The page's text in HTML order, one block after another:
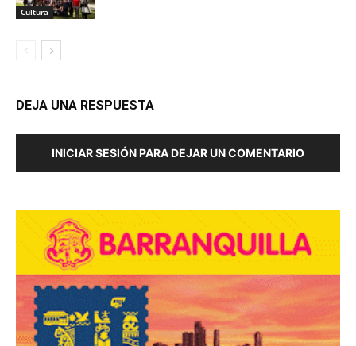
Cultura
DEJA UNA RESPUESTA
INICIAR SESIÓN PARA DEJAR UN COMENTARIO